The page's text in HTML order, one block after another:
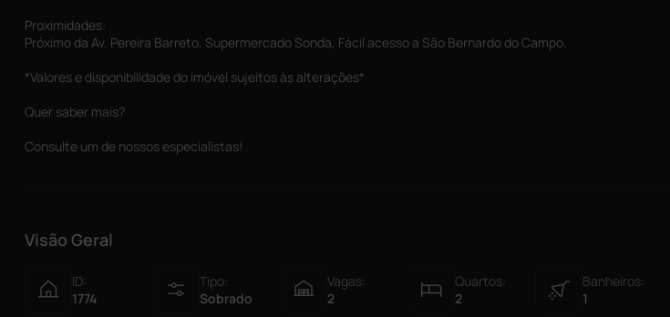
Proximidades:
Próximo da Av. Pereira Barreto, Supermercado Sonda, Fácil acesso a São Bernardo do Campo.
*Valores e disponibilidade do imóvel sujeitos às alterações*
Quer saber mais?
Consulte um de nossos especialistas!
Visão Geral
ID:
1774
Tipo:
Sobrado
Vagas:
2
Quartos:
2
Banheiros:
1